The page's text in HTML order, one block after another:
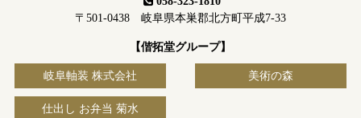
〒501-0438 岐阜県本巣郡北方町平成7-33
【偕拓堂グループ】
岐阜軸装 株式会社 美術の森
仕出し お弁当 菊水